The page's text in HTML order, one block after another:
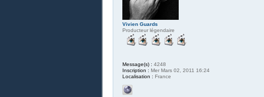
Vivien Guards
Producteur légendaire
Message(s) : 4248
Inscription : Mer Mars 02, 2011 16:24
Localisation : France